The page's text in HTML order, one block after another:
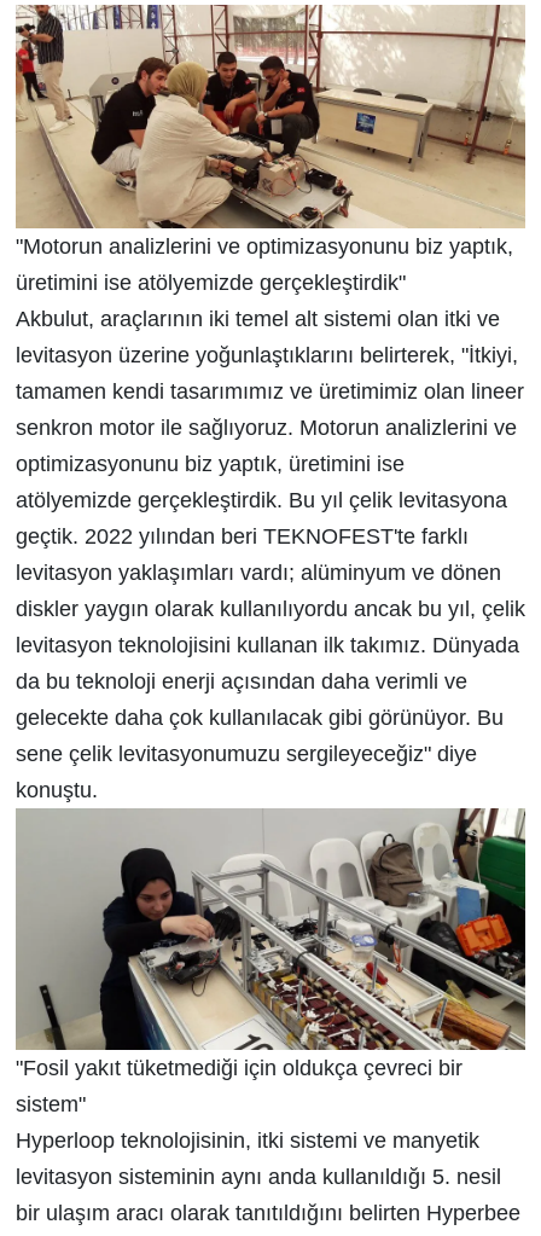
"Motorun analizlerini ve optimizasyonunu biz yaptık,
üretimini ise atölyemizde gerçekleştirdik"
Akbulut, araçlarının iki temel alt sistemi olan itki ve
levitasyon üzerine yoğunlaştıklarını belirterek, "İtkiyi,
tamamen kendi tasarımımız ve üretimimiz olan lineer
senkron motor ile sağlıyoruz. Motorun analizlerini ve
optimizasyonunu biz yaptık, üretimini ise
atölyemizde gerçekleştirdik. Bu yıl çelik levitasyona
geçtik. 2022 yılından beri TEKNOFEST'te farklı
levitasyon yaklaşımları vardı; alüminyum ve dönen
diskler yaygın olarak kullanılıyordu ancak bu yıl, çelik
levitasyon teknolojisini kullanan ilk takımız. Dünyada
da bu teknoloji enerji açısından daha verimli ve
gelecekte daha çok kullanılacak gibi görünüyor. Bu
sene çelik levitasyonumuzu sergileyeceğiz" diye
konuştu.
"Fosil yakıt tüketmediği için oldukça çevreci bir
sistem"
Hyperloop teknolojisinin, itki sistemi ve manyetik
levitasyon sisteminin aynı anda kullanıldığı 5. nesil
bir ulaşım aracı olarak tanıtıldığını belirten Hyperbee